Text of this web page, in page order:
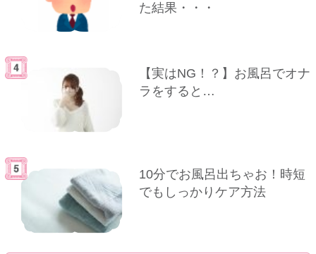
た結果・・・
【実はNG！？】お風呂でオナ
ラをすると…
10分でお風呂出ちゃお！時短
でもしっかりケア方法